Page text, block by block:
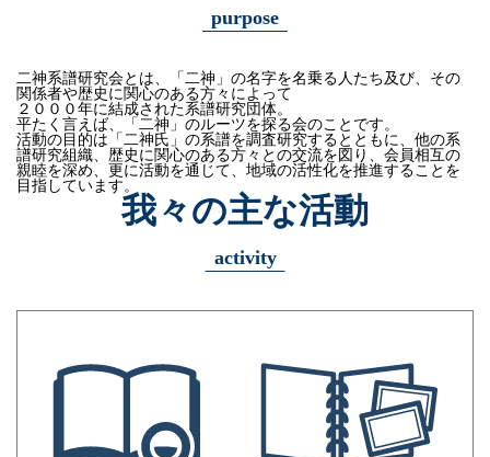
purpose
二神系譜研究会とは、 「二神」の名字を名乗る人たち及び、 その
関係者や歴史に関心のある方々によって
２０００年に結成された系譜研究団体。
平たく言えば、「二神」のルーツを探る会のことです。
活動の目的は「二神氏」の系譜を調査研究するとともに、 他の系
譜研究組織、歴史に関心のある方々との交流を図り、 会員相互の
親睦を深め、更に活動を通じて、 地域の活性化を推進することを
目指しています。
我々の主な活動
activity